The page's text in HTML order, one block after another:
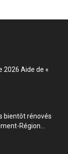
2026 Aide de «
bientôt rénovés
Région...